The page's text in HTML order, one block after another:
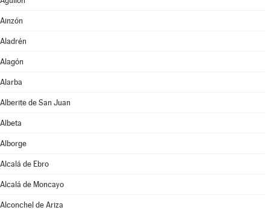
Ainzón
Aladrén
Alagón
Alarba
Alberite de San Juan
Albeta
Alborge
Alcalá de Ebro
Alcalá de Moncayo
Alconchel de Ariza